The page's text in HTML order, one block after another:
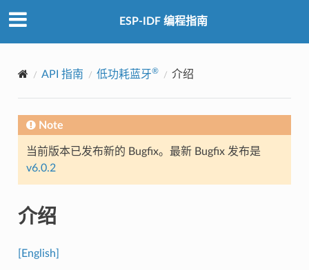
ESP-IDF 编程指南
API 指南 低功耗蓝牙® 介绍
Note
当前版本已发布新的 Bugfix。最新 Bugfix 发布是
v6.0.2
介绍
[English]